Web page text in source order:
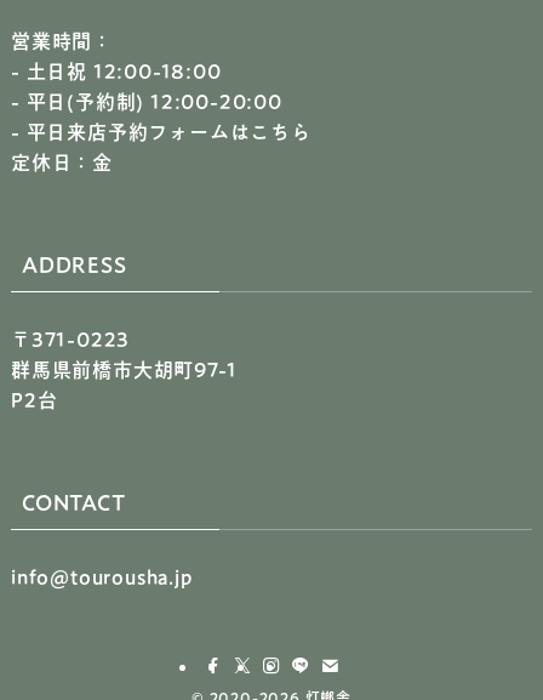
営業時間：
- 土日祝 12:00-18:00
- 平日(予約制) 12:00-20:00
- 平日来店予約フォームはこちら
定休日：金
ADDRESS
〒371-0223
群馬県前橋市大胡町97-1
P2台
CONTACT
info@tourousha.jp